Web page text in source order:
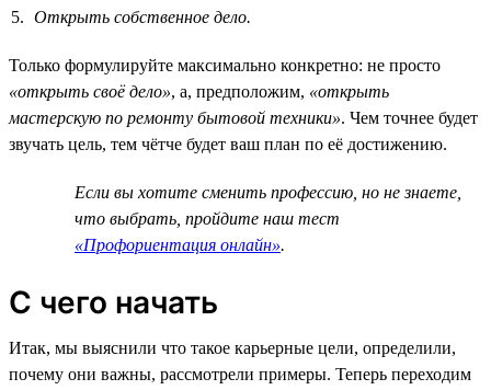
Открыть собственное дело.
Только формулируйте максимально конкретно: не просто
«открыть своё дело», а, предположим, «открыть
мастерскую по ремонту бытовой техники». Чем точнее будет
звучать цель, тем чётче будет ваш план по её достижению.
Если вы хотите сменить профессию, но не знаете,
что выбрать, пройдите наш тест
«Профориентация онлайн».
С чего начать
Итак, мы выяснили что такое карьерные цели, определили,
почему они важны, рассмотрели примеры. Теперь переходим